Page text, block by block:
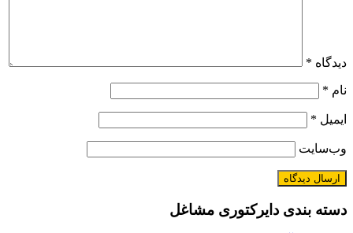
دیدگاه *
نام *
ایمیل *
وب‌سایت
دسته بندی دایرکتوری مشاغل